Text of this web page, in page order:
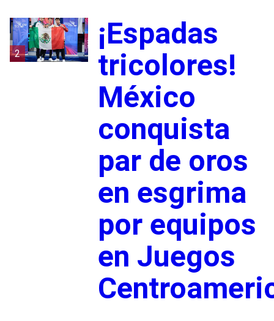
2
¡Espadas
tricolores!
México
conquista
par de oros
en esgrima
por equipos
en Juegos